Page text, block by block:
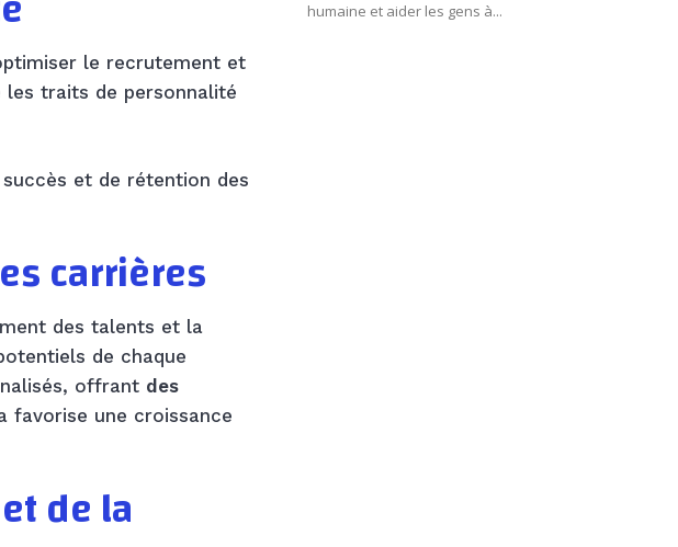
le recrutement et
les traits de personnalité
et de rétention des
carrières
des talents et la
de chaque
offrant des
favorise une croissance
de la
humaine et aider les gens à...